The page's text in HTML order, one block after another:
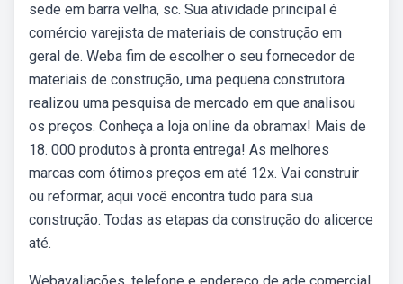
sede em barra velha, sc. Sua atividade principal é
comércio varejista de materiais de construção em
geral de. Weba fim de escolher o seu fornecedor de
materiais de construção, uma pequena construtora
realizou uma pesquisa de mercado em que analisou
os preços. Conheça a loja online da obramax! Mais de
18. 000 produtos à pronta entrega! As melhores
marcas com ótimos preços em até 12x. Vai construir
ou reformar, aqui você encontra tudo para sua
construção. Todas as etapas da construção do alicerce
até.